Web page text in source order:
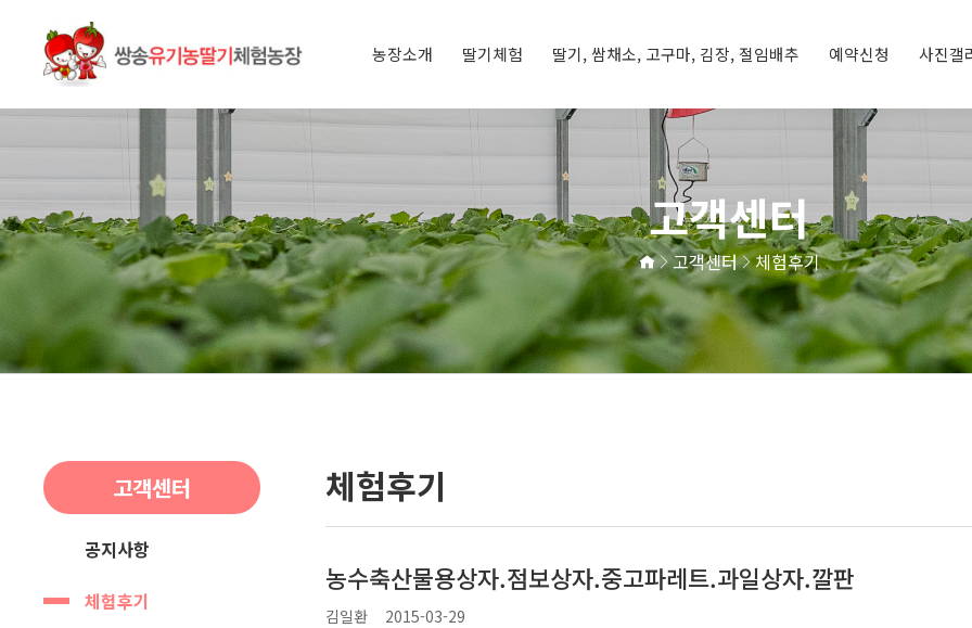
농장소개 딸기체험
아이들과 딸기체험
딸기 이야기
딸기, 쌈채소, 고구마, 김장, 절임배추
체험프로그램
예약신청 사진갤
고객센터
고객센터 체험후기
고객센터
공지사항
체험후기
체험후기
농수축산물용상자.점보상자.중고파레트.과일상자.깔판
김일환 2015-03-29